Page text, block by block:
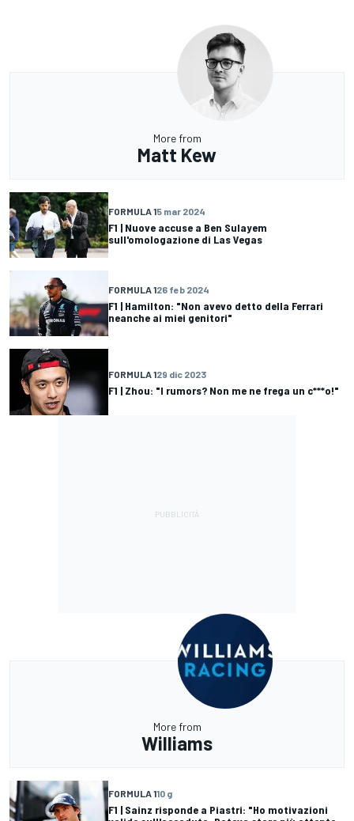
More from
Matt Kew
FORMULA 15 mar 2024
F1 | Nuove accuse a Ben Sulayem
sull'omologazione di Las Vegas
FORMULA 126 feb 2024
F1 | Hamilton: "Non avevo detto della Ferrari
neanche ai miei genitori"
FORMULA 129 dic 2023
F1 | Zhou: "I rumors? Non me ne frega un c***o!"
More from
Williams
FORMULA 110 g
F1 | Sainz risponde a Piastri: "Ho motivazioni